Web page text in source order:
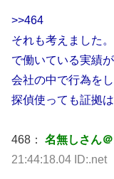
>>464
それも考えました
で働いている実績
会社の中で行為を
探偵使っても証拠は
468： 名無しさん
21:44:18.04 ID:.net